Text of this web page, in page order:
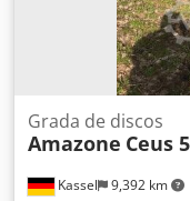
Kassel 9,392 km
Grada de discos
Amazone Ceus